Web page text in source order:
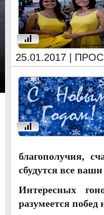
u
25.01.2017 |
u
благополучия,
сбудутся все
Интересных
разумеется